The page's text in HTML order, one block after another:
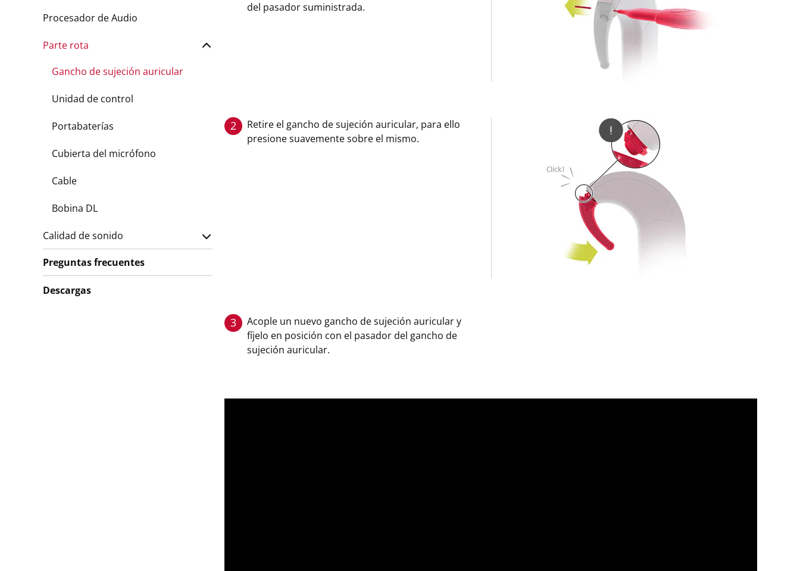
del pasador suministrada.
2
Retire el gancho de sujeción auricular, para ello
presione suavemente sobre el mismo.
3
Acople un nuevo gancho de sujeción auricular y
fíjelo en posición con el pasador del gancho de
sujeción auricular.
Procesador de Audio
Parte rota
Gancho de sujeción auricular
Unidad de control
Portabaterías
Cubierta del micrófono
Cable
Bobina DL
Calidad de sonido
Preguntas frecuentes
Descargas